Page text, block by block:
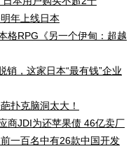
年上线日本
格RPG《另一个伊甸：超越
，这家日本“最有钱”企业
扑克脑洞太大！
商JDI为还苹果债 46亿卖厂
一百名中有26款中国开发